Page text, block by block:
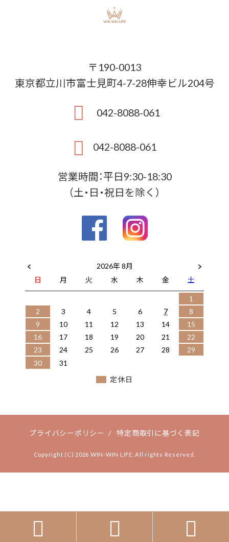
〒190-0013
東京都立川市富士見町4-7-28伸幸ビル204号
042-8088-061
042-8088-061
営業時間：平日9:30-18:30
（土・日・祝日を除く）
2026年 8月
日
月 火 水 木 金
土
1
2
3 4 5 6 7
8
9
10 11 12 13 14
15
16
17 18 19 20 21
22
23
24 25 26 27 28
29
30
31
定休日
プライバシーポリシー / 特定商取引に基づく表記
Copyright (C) 2026 WIN-WIN LIFE. All rights Reserved.
  